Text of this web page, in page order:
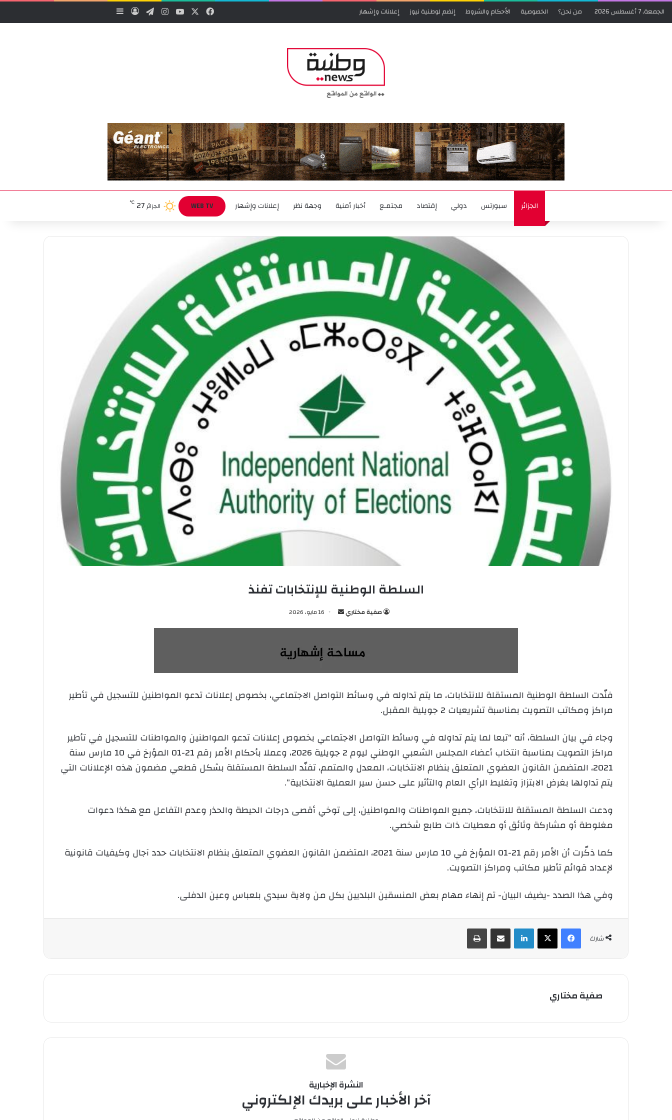
الجمعة, 7 أغسطس 2026 من نحن؟ الخصوصية الأحكام والشروط إنضم لوطنية نيوز إعلانات وإشهار فيسبوك ‫YouTubeانستقرامتيلقرامتسجيل الدخول
الجزائر سبورتس دولي إقتصاد مجتمـع أخبار أمنية وجهة نظر إعلانات وإشهار WEB TV الجزائر27
℃
السلطة الوطنية للإنتخابات تفنذ
صفية مختاري
ل
ب
ر
د
ك
ت
ر
و
ي
ا
16 مايو، 2026
فنّدت السلطة الوطنية المستقلة للانتخابات، ما يتم تداوله في وسائط التواصل الاجتماعي، بخصوص إعلانات تدعو المواطنين للتسجيل في تأطير
مراكز ومكاتب التصويت بمناسبة تشريعيات 2 جويلية المقبل.
وجاء في بيان السلطة، أنه “تبعا لما يتم تداوله في وسائط التواصل الاجتماعي بخصوص إعلانات تدعو المواطنين والمواطنات للتسجيل في تأطير
مراكز التصويت بمناسبة انتخاب أعضاء المجلس الشعبي الوطني ليوم 2 جويلية 2026، وعملا بأحكام الأمر رقم 21-01 المؤرخ في 10 مارس سنة
2021، المتضمن القانون العضوي المتعلق بنظام الانتخابات، المعدل والمتمم، تفنّد السلطة المستقلة بشكل قطعي مضمون هذه الإعلانات التي
يتم تداولها بغرض الابتزاز وتغليط الرأي العام والتأثير على حسن سير العملية الانتخابية”.
ودعت السلطة المستقلة للانتخابات، جميع المواطنات والمواطنين، إلى توخي أقصى درجات الحيطة والحذر وعدم التفاعل مع هكذا دعوات
مغلوطة أو مشاركة وثائق أو معطيات ذات طابع شخصي.
كما ذكّرت أن الأمر رقم 21-01 المؤرخ في 10 مارس سنة 2021، المتضمن القانون العضوي المتعلق بنظام الانتخابات حدد آجال وكيفيات قانونية
لإعداد قوائم تأطير مكاتب ومراكز التصويت.
وفي هذا الصدد -يضيف البيان- تم إنهاء مهام بعض المنسقين البلديين بكل من ولاية سيدي بلعباس وعين الدفلى.
شارك
فيسبوك لينكدإن شارك عبر الإيميل
صفية مختاري
النشرة الإخبارية
آخر الأخبار على بريدك الإلكتروني